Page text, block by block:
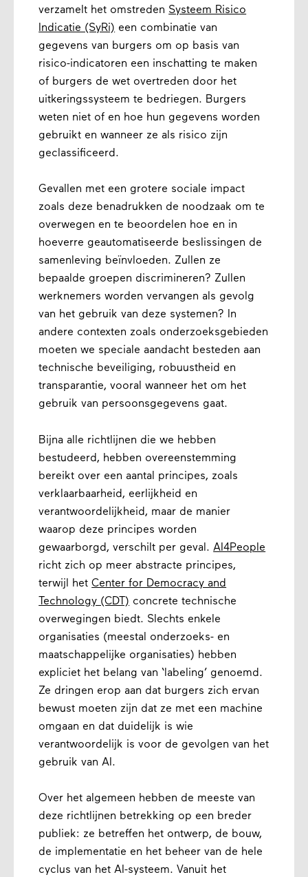
verzamelt het omstreden Systeem Risico
Indicatie (SyRi) een ​​combinatie van
gegevens van burgers om op basis van
risico-indicatoren een inschatting te maken
of burgers de wet overtreden door het
uitkeringssysteem te bedriegen. Burgers
weten niet of en hoe hun gegevens worden
gebruikt en wanneer ze als risico zijn
geclassificeerd.
Gevallen met een grotere sociale impact
zoals deze benadrukken de noodzaak om te
overwegen en te beoordelen hoe en in
hoeverre geautomatiseerde beslissingen de
samenleving beïnvloeden. Zullen ze
bepaalde groepen discrimineren? Zullen
werknemers worden vervangen als gevolg
van het gebruik van deze systemen? In
andere contexten zoals onderzoeksgebieden
moeten we speciale aandacht besteden aan
technische beveiliging, robuustheid en
transparantie, vooral wanneer het om het
gebruik van persoonsgegevens gaat.
Bijna alle richtlijnen die we hebben
bestudeerd, hebben overeenstemming
bereikt over een aantal principes, zoals
verklaarbaarheid, eerlijkheid en
verantwoordelijkheid, maar de manier
waarop deze principes worden
gewaarborgd, verschilt per geval.AI4People
richt zich op meer abstracte principes,
terwijl hetCenter for Democracy and
Technology (CDT) concrete technische
overwegingen biedt. Slechts enkele
organisaties (meestal onderzoeks- en
maatschappelijke organisaties) hebben
expliciet het belang van ‘labeling’ genoemd.
Ze dringen erop aan dat burgers zich ervan
bewust moeten zijn dat ze met een machine
omgaan en dat duidelijk is wie
verantwoordelijk is voor de gevolgen van het
gebruik van AI.
Over het algemeen hebben de meeste van
deze richtlijnen betrekking op een breder
publiek: ze betreffen het ontwerp, de bouw,
de implementatie en het beheer van de hele
cyclus van het AI-systeem. Vanuit het